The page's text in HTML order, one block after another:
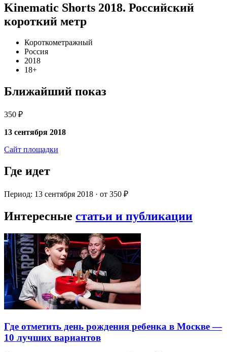
Kinematic Shorts 2018. Российский
короткий метр
Короткометражный
Россия
2018
18+
Ближайший показ
350 ₽
13 сентября 2018
Сайт площадки
Где идет
Период: 13 сентября 2018 · от 350 ₽
Интересные статьи и публикации
Где отметить день рождения ребенка в Москве —
10 лучших вариантов